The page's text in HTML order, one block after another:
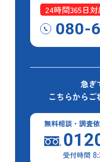
24時間365日
080-
急ぎ
こちらから